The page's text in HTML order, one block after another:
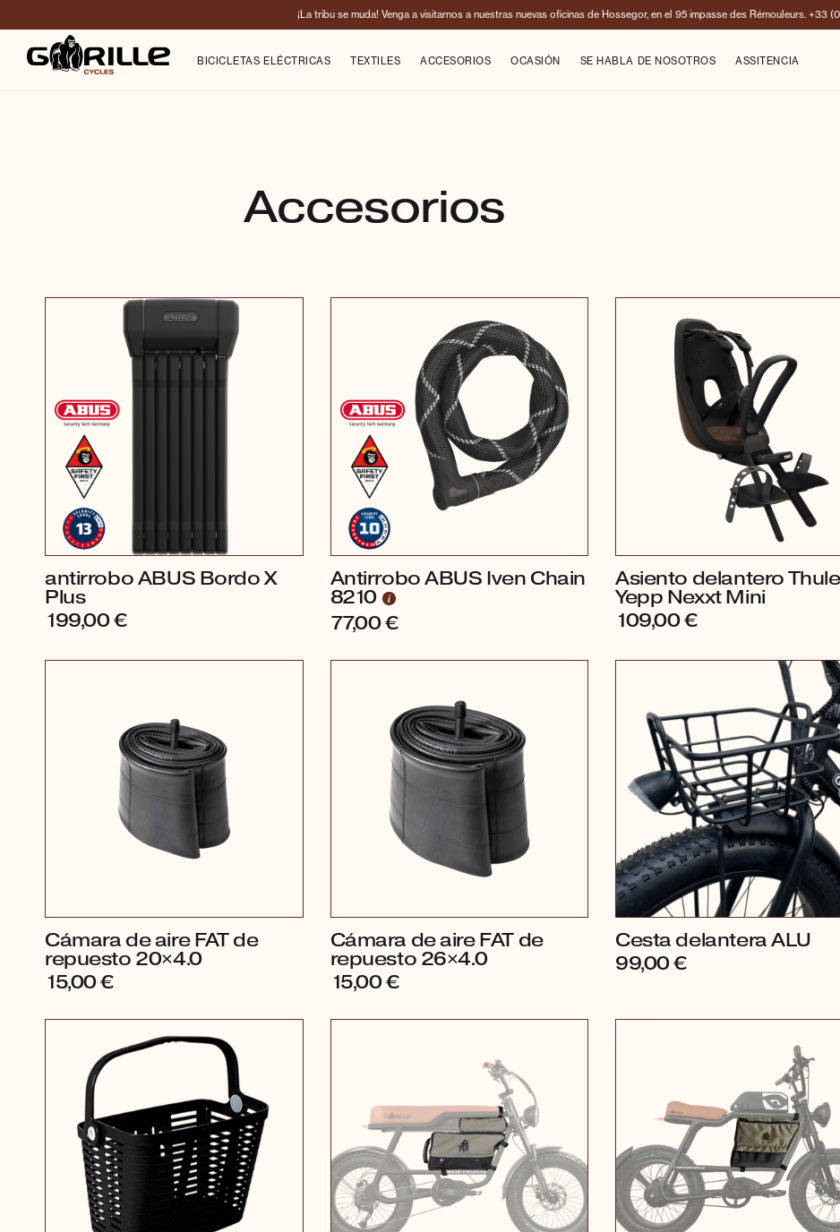
¡La tribu se muda! Venga a visitarnos a nuestras nuevas oficinas de Hossegor, en el 95 impasse des Rémouleurs. +33
BICICLETAS ELÉCTRICAS TEXTILES ACCESORIOS OCASIÓN SE HABLA DE NOSOTROS ASSITENCIA
Accesorios
antirrobo ABUS Bordo X
Plus
199,00€
Antirrobo ABUS Iven Chain
8210
77,00€
Asiento delantero Thule
Yepp Nexxt Mini
109,00€
Cámara de aire FAT de
repuesto 20×4.0
15,00€
Cámara de aire FAT de
repuesto 26×4.0
15,00€
Cesta delantera ALU
99,00€